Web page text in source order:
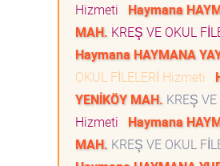
Hizmeti
Haymana
MAH. KREŞ VE OKUL
Haymana HAYMANA
OKUL FİLELERİ Hizmeti
YENİKÖY MAH. KREŞ
Hizmeti
Haymana
MAH. KREŞ VE OKUL